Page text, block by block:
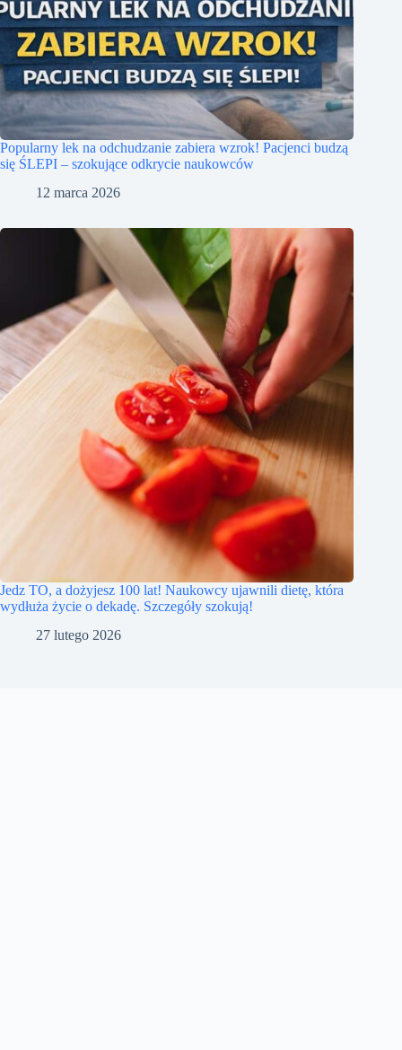
Popularny lek na odchudzanie zabiera wzrok! Pacjenci budzą
się ŚLEPI – szokujące odkrycie naukowców
12 marca 2026
Jedz TO, a dożyjesz 100 lat! Naukowcy ujawnili dietę, która
wydłuża życie o dekadę. Szczegóły szokują!
27 lutego 2026